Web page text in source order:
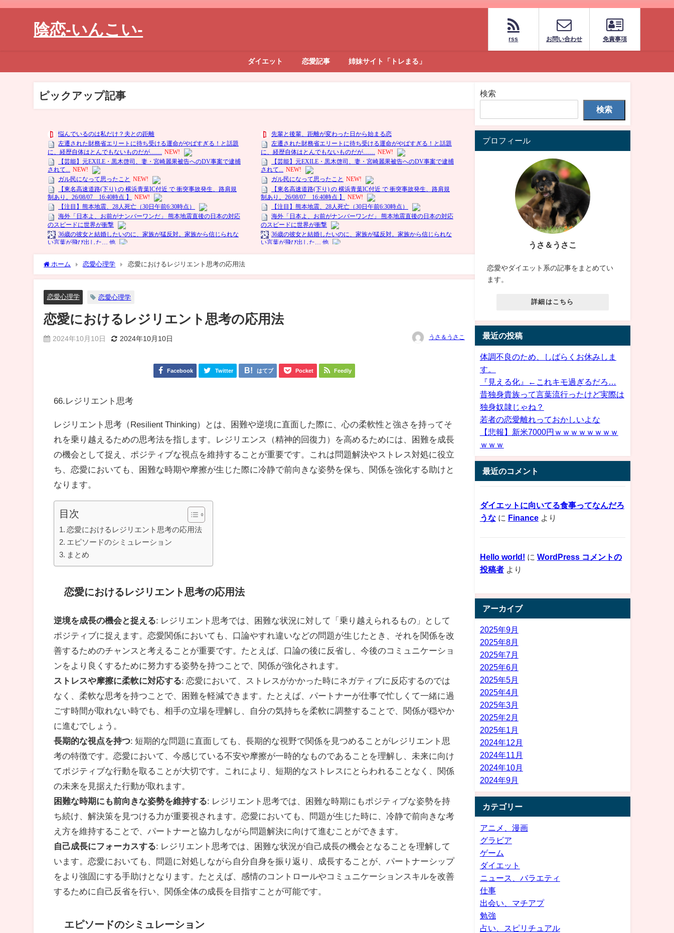
陰恋-いんこい-
rss お問い合わせ 免責事項
ダイエット 恋愛記事 姉妹サイト「トレまる」
ピックアップ記事
ホーム 恋愛心理学 恋愛におけるレジリエント思考の応用法
恋愛心理学 恋愛心理学
恋愛におけるレジリエント思考の応用法
2024年10月10日 2024年10月10日 うさ＆うさこ
Facebook Twitter はてブ Pocket Feedly
66.レジリエント思考
レジリエント思考（Resilient Thinking）とは、困難や逆境に直面した際に、心の柔軟性と強さを持ってそ
れを乗り越えるための思考法を指します。レジリエンス（精神的回復力）を高めるためには、困難を成長
の機会として捉え、ポジティブな視点を維持することが重要です。これは問題解決やストレス対処に役立
ち、恋愛においても、困難な時期や摩擦が生じた際に冷静で前向きな姿勢を保ち、関係を強化する助けと
なります。
目次
恋愛におけるレジリエント思考の応用法
エピソードのシミュレーション
まとめ
恋愛におけるレジリエント思考の応用法
逆境を成長の機会と捉える: レジリエント思考では、困難な状況に対して「乗り越えられるもの」として
ポジティブに捉えます。恋愛関係においても、口論やすれ違いなどの問題が生じたとき、それを関係を改
善するためのチャンスと考えることが重要です。たとえば、口論の後に反省し、今後のコミュニケーショ
ンをより良くするために努力する姿勢を持つことで、関係が強化されます。
ストレスや摩擦に柔軟に対応する: 恋愛において、ストレスがかかった時にネガティブに反応するのでは
なく、柔軟な思考を持つことで、困難を軽減できます。たとえば、パートナーが仕事で忙しくて一緒に過
ごす時間が取れない時でも、相手の立場を理解し、自分の気持ちを柔軟に調整することで、関係が穏やか
に進むでしょう。
長期的な視点を持つ: 短期的な問題に直面しても、長期的な視野で関係を見つめることがレジリエント思
考の特徴です。恋愛において、今感じている不安や摩擦が一時的なものであることを理解し、未来に向け
てポジティブな行動を取ることが大切です。これにより、短期的なストレスにとらわれることなく、関係
の未来を見据えた行動が取れます。
困難な時期にも前向きな姿勢を維持する: レジリエント思考では、困難な時期にもポジティブな姿勢を持
ち続け、解決策を見つける力が重要視されます。恋愛においても、問題が生じた時に、冷静で前向きな考
え方を維持することで、パートナーと協力しながら問題解決に向けて進むことができます。
自己成長にフォーカスする: レジリエント思考では、困難な状況が自己成長の機会となることを理解して
います。恋愛においても、問題に対処しながら自分自身を振り返り、成長することが、パートナーシップ
をより強固にする手助けとなります。たとえば、感情のコントロールやコミュニケーションスキルを改善
するために自己反省を行い、関係全体の成長を目指すことが可能です。
エピソードのシミュレーション
検索
検索
プロフィール
うさ＆うさこ
恋愛やダイエット系の記事をまとめてい
ます。
詳細はこちら
最近の投稿
体調不良のため、しばらくお休みしま
す。
『見える化』←これキモ過ぎるだろ…
昔独身貴族って言葉流行ったけど実際は
独身奴隷じゃね？
若者の恋愛離れっておかしいよな
【悲報】新米7000円ｗｗｗｗｗｗｗｗ
ｗｗｗ
最近のコメント
ダイエットに向いてる食事ってなんだろ
うなに Financeより
Hello world! に WordPress コメントの
投稿者より
アーカイブ
2025年9月
2025年8月
2025年7月
2025年6月
2025年5月
2025年4月
2025年3月
2025年2月
2025年1月
2024年12月
2024年11月
2024年10月
2024年9月
カテゴリー
アニメ、漫画
グラビア
ゲーム
ダイエット
ニュース、バラエティ
仕事
出会い、マチアプ
勉強
占い、スピリチュアル